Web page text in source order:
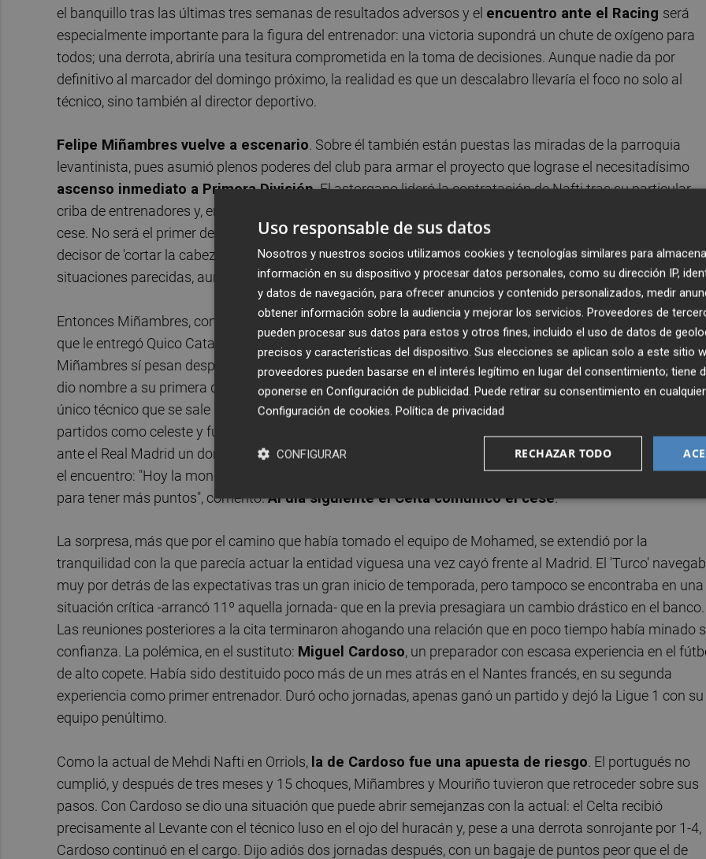
el banquillo tras las últimas tres semanas de resultados adversos y el encuentro ante el Racing será
especialmente importante para la figura del entrenador: una victoria supondrá un chute de oxígeno para
todos; una derrota, abriría una tesitura comprometida en la toma de decisiones. Aunque nadie da por
definitivo al marcador del domingo próximo, la realidad es que un descalabro llevaría el foco no solo al
técnico, sino también al director deportivo.
Felipe Miñambres vuelve a escenario. Sobre él también están puestas las miradas de la parroquia
levantinista, pues asumió plenos poderes del club para armar el proyecto que lograse el necesitadísimo
ascenso inmediato a Primera División. El astorgano lideró la contratación de Nafti tras su particular
criba de entrenadores y, en caso de que la situación así lo requiera, habrá de ser el responsable de activar
cese. No será el primer despido que Miñambres protagoniza, al menos del que forme parte del órgano
decisor de 'cortar la cabeza' del inquilino de su banquillo. En su etapa más reciente ya tuvo que lidiar con
situaciones parecidas, aunque en la élite, en elCelta de Vigo.
Entonces Miñambres, con Carlos Mouriñoen la presidencia, no ostentaba la bandera de la planificación
que le entregó Quico Catalán cuando le contrató el pasado febrero. No obstante, en el currículum
Miñambres sí pesan despidos y fichajes como los que se dieron en 2018 en Balaídos. El 'Turco' Mohamed
dio nombre a su primera destitución por mal rumbo en medio de toda una temporada. El argentino, quizá
único técnico que se sale del 'perfil Miñambres' desde su inicio en los despachos del Rayo Vallecano, duró
partidos como celeste y fue despedido prácticamente por sorpresa. Cuando el Celta cayó goleado en casa
ante el Real Madrid un domingo de noviembre de 2018, Miñambres no se mostró tajante en
Movistar +
el encuentro: "Hoy la moneda cayó de otro lado, pero confiamos en seguir así porque tenemos
para tener más puntos", comentó.Al día siguiente el Celta comunicó el cese.
La sorpresa, más que por el camino que había tomado el equipo de Mohamed, se extendió por la
tranquilidad con la que parecía actuar la entidad viguesa una vez cayó frente al Madrid. El 'Turco'
muy por detrás de las expectativas tras un gran inicio de temporada, pero tampoco se encontraba en una
situación crítica -arrancó 11º aquella jornada- que en la previa presagiara un cambio drástico en el banco.
Las reuniones posteriores a la cita terminaron ahogando una relación que en poco tiempo había minado
confianza. La polémica, en el sustituto: Miguel Cardoso, un preparador con escasa experiencia en el
de alto copete. Había sido destituido poco más de un mes atrás en el Nantes francés, en su segunda
experiencia como primer entrenador. Duró ocho jornadas, apenas ganó un partido y dejó la Ligue 1 con su
equipo penúltimo.
Como la actual de Mehdi Nafti en Orriols, la de Cardoso fue una apuesta de riesgo. El portugués no
cumplió, y después de tres meses y 15 choques, Miñambres y Mouriño tuvieron que retroceder sobre sus
pasos. Con Cardoso se dio una situación que puede abrir semejanzas con la actual: el Celta recibió
precisamente al Levante con el técnico luso en el ojo del huracán y, pese a una derrota sonrojante por 1-4,
Cardoso continuó en el cargo. Dijo adiós dos jornadas después, con un bagaje de puntos peor que el de
Uso responsable de sus datos
Nosotros y nuestros socios utilizamos cookies y tecnologías similares para
información en su dispositivo y procesar datos personales, como su dirección IP,
y datos de navegación, para ofrecer anuncios y contenido personalizados, medir
obtener información sobre la audiencia y mejorar los servicios. Proveedores de
pueden procesar sus datos para estos y otros fines, incluido el uso de datos de
precisos y características del dispositivo. Sus elecciones se aplican solo a este sitio
proveedores pueden basarse en el interés legítimo en lugar del consentimiento; tiene
oponerse en Configuración de publicidad. Puede retirar su consentimiento en
Configuración de cookies. Política de privacidad
RECHAZAR TODO
CONFIGURAR